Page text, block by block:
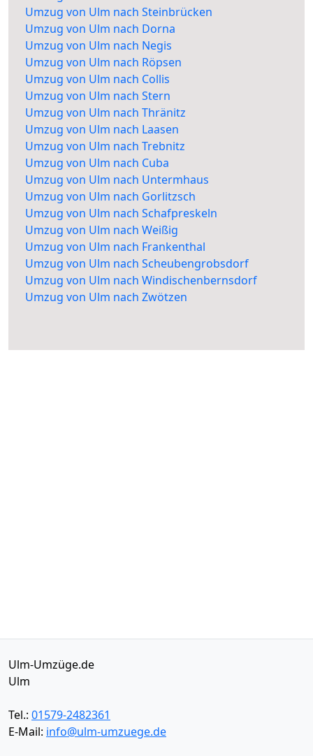
Umzug von Ulm nach Steinbrücken
Umzug von Ulm nach Dorna
Umzug von Ulm nach Negis
Umzug von Ulm nach Röpsen
Umzug von Ulm nach Collis
Umzug von Ulm nach Stern
Umzug von Ulm nach Thränitz
Umzug von Ulm nach Laasen
Umzug von Ulm nach Trebnitz
Umzug von Ulm nach Cuba
Umzug von Ulm nach Untermhaus
Umzug von Ulm nach Gorlitzsch
Umzug von Ulm nach Schafpreskeln
Umzug von Ulm nach Weißig
Umzug von Ulm nach Frankenthal
Umzug von Ulm nach Scheubengrobsdorf
Umzug von Ulm nach Windischenbernsdorf
Umzug von Ulm nach Zwötzen
Ulm-Umzüge.de
Ulm
Tel.: 01579-2482361
E-Mail: info@ulm-umzuege.de